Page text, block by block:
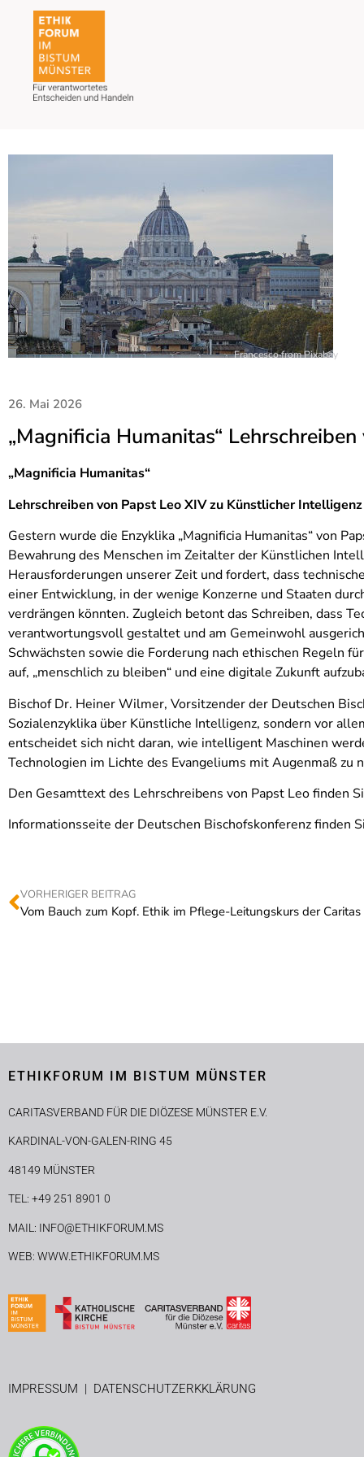
Francesco from Pixabay
26. Mai 2026
„Magnificia Humanitas“
„Magnificia Humanitas“
Lehrschreiben von Papst Leo XIV zu Künstlicher Intelligenz
Gestern wurde die Enzyklika „Magnificia Humanitas“ von
Bewahrung des Menschen im Zeitalter der Künstlichen
Herausforderungen unserer Zeit und fordert, dass
einer Entwicklung, in der wenige Konzerne und Staaten
verdrängen könnten. Zugleich betont das Schreiben, dass
verantwortungsvoll gestaltet und am Gemeinwohl
Schwächsten sowie die Forderung nach ethischen Regeln
auf, „menschlich zu bleiben“ und eine digitale Zukunft
Bischof Dr. Heiner Wilmer, Vorsitzender der Deutschen
Sozialenzyklika über Künstliche Intelligenz, sondern vor
entscheidet sich nicht daran, wie intelligent Maschinen
Technologien im Lichte des Evangeliums mit Augenmaß zu
Den Gesamttext des Lehrschreibens von Papst Leo finden
Informationsseite der Deutschen Bischofskonferenz finden
VORHERIGER BEITRAG
Vom Bauch zum Kopf. Ethik im Pflege-Leitungskurs der Caritas
ETHIKFORUM IM BISTUM MÜNSTER
CARITASVERBAND FÜR DIE DIÖZESE MÜNSTER E.V.
KARDINAL-VON-GALEN-RING 45
48149 MÜNSTER
TEL: +49 251 8901 0
MAIL: INFO@ETHIKFORUM.MS
WEB: WWW.ETHIKFORUM.MS
IMPRESSUM DATENSCHUTZERKKLÄRUNG